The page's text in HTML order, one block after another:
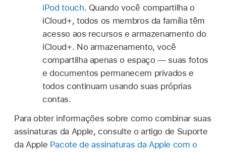
iPod touch. Quando você compartilha o
iCloud+, todos os membros da família têm
acesso aos recursos e armazenamento do
iCloud+. No armazenamento, você
compartilha apenas o espaço — suas fotos
e documentos permanecem privados e
todos continuam usando suas próprias
contas.
Para obter informações sobre como combinar suas
assinaturas da Apple, consulte o artigo de Suporte
da Apple Pacote de assinaturas da Apple com o